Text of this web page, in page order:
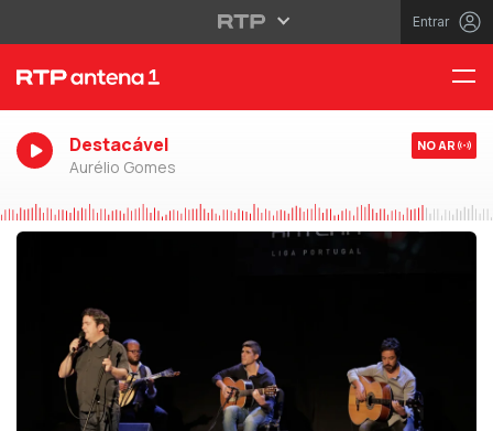
Entrar
Destacável
Aurélio Gomes
NO AR